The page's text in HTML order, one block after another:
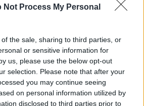
Not Process My Personal
the sale, sharing to third parties, or
or sensitive information for
us, please use the below opt-out
selection. Please note that after your
you may continue seeing
on personal information utilized by
disclosed to third parties prior to